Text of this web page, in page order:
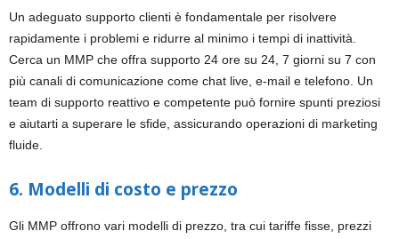
Un adeguato supporto clienti è fondamentale per risolvere
rapidamente i problemi e ridurre al minimo i tempi di inattività.
Cerca un MMP che offra supporto 24 ore su 24, 7 giorni su 7 con
più canali di comunicazione come chat live, e-mail e telefono. Un
team di supporto reattivo e competente può fornire spunti preziosi
e aiutarti a superare le sfide, assicurando operazioni di marketing
fluide.
6. Modelli di costo e prezzo
Gli MMP offrono vari modelli di prezzo, tra cui tariffe fisse, prezzi